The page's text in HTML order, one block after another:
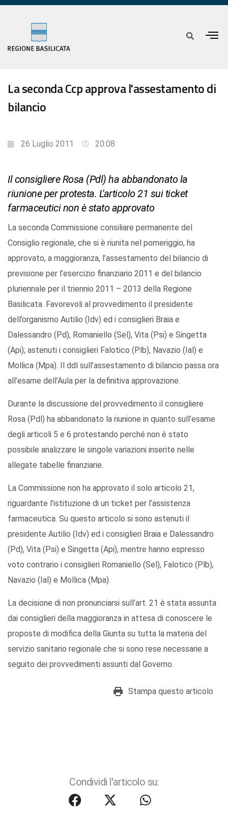
La seconda Ccp approva l'assestamento di
bilancio
26 Luglio 2011 20:08
Il consigliere Rosa (Pdl) ha abbandonato la
riunione per protesta. L'articolo 21 sui ticket
farmaceutici non è stato approvato
La seconda Commissione consiliare permanente del
Consiglio regionale, che si è riunita nel pomeriggio, ha
approvato, a maggioranza, l’assestamento del bilancio di
previsione per l’esercizio finanziario 2011 e del bilancio
pluriennale per il triennio 2011 – 2013 della Regione
Basilicata. Favorevoli al provvedimento il presidente
dell’organismo Autilio (Idv) ed i consiglieri Braia e
Dalessandro (Pd), Romaniello (Sel), Vita (Psi) e Singetta
(Api); astenuti i consiglieri Falotico (Plb), Navazio (Ial) e
Mollica (Mpa). Il ddl sull’assestamento di bilancio passa ora
all’esame dell’Aula per la definitiva approvazione.
Durante la discussione del provvedimento il consigliere
Rosa (Pdl) ha abbandonato la riunione in quanto sull’esame
degli articoli 5 e 6 protestando perché non è stato
possibile analizzare le singole variazioni inserite nelle
allegate tabelle finanziarie.
La Commissione non ha approvato il solo articolo 21,
riguardante l’istituzione di un ticket per l’assistenza
farmaceutica. Su questo articolo si sono astenuti il
presidente Autilio (Idv) ed i consiglieri Braia e Dalessandro
(Pd), Vita (Psi) e Singetta (Api), mentre hanno espresso
voto contrario i consiglieri Romaniello (Sel), Falotico (Plb),
Navazio (Ial) e Mollica (Mpa).
La decisione di non pronunciarsi sull’art. 21 è stata assunta
dai consiglieri della maggioranza in attesa di conoscere le
proposte di modifica della Giunta su tutta la materia del
servizio sanitario regionale che si sono rese necessarie a
seguito dei provvedimenti assunti dal Governo.
Stampa questo articolo
Condividi l'articolo su: